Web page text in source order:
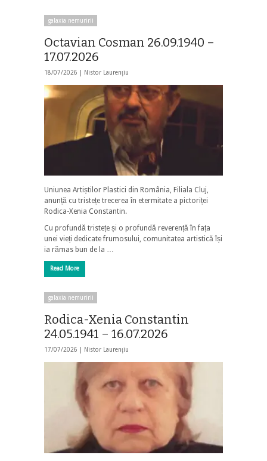
galaxia nemuririi
Octavian Cosman 26.09.1940 –
17.07.2026
18/07/2026 | Nistor Laurențiu
Uniunea Artiștilor Plastici din România, Filiala Cluj,
anunță cu tristețe trecerea în etermitate a pictoriței
Rodica-Xenia Constantin.
Cu profundă tristețe și o profundă reverență în fața
unei vieți dedicate frumosului, comunitatea artistică își
ia rămas bun de la …
Read More
galaxia nemuririi
Rodica-Xenia Constantin
24.05.1941 – 16.07.2026
17/07/2026 | Nistor Laurențiu